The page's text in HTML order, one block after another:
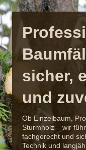
sicher,
und
Ob Einzelbaum,
Sturmholz – wir
fachgerecht und
Technik und